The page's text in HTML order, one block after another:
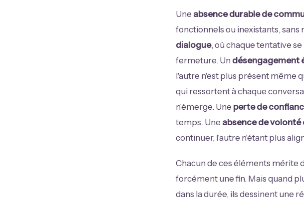
Une absence durable de
fonctionnels ou inexistants, sans
dialogue, où chaque tentative
fermeture. Un désengagement
l'autre n'est plus présent même
qui ressortent à chaque
n'émerge. Une perte de
temps. Une absence de
continuer, l'autre n'étant plus
Chacun de ces éléments mérite
forcément une fin. Mais quand
dans la durée, ils dessinent une